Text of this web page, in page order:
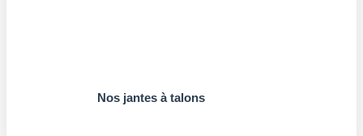
Nos jantes à talons